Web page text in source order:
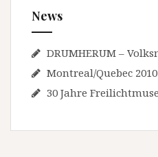
News
DRUMHERUM –
Montreal/Quebec 2010
30 Jahre